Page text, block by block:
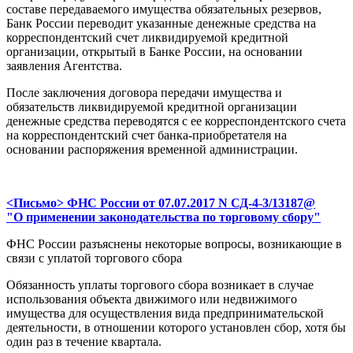
составе передаваемого имущества обязательных резервов,
Банк России переводит указанные денежные средства на
корреспондентский счет ликвидируемой кредитной
организации, открытый в Банке России, на основании
заявления Агентства.
После заключения договора передачи имущества и
обязательств ликвидируемой кредитной организации
денежные средства переводятся с ее корреспондентского счета
на корреспондентский счет банка-приобретателя на
основании распоряжения временной администрации.
<Письмо> ФНС России от 07.07.2017 N СД-4-3/13187@
"О применении законодательства по торговому сбору"
ФНС России разъяснены некоторые вопросы, возникающие в
связи с уплатой торгового сбора
Обязанность уплаты торгового сбора возникает в случае
использования объекта движимого или недвижимого
имущества для осуществления вида предпринимательской
деятельности, в отношении которого установлен сбор, хотя бы
один раз в течение квартала.